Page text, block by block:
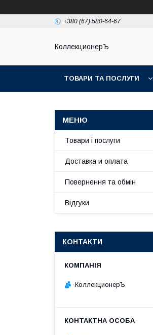
+380 (67) 580-64-67
КоллекционерЪ
ТОВАРИ ТА ПОСЛУГИ
Товари і послуги
Доставка и оплата
Повернення та обмін
Відгуки
КОНТАКТИ
КоллекционерЪ